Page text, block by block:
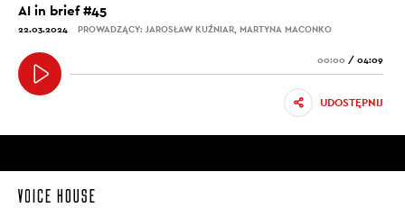
AI in brief #45
22.03.2024 PROWADZĄCY: JAROSŁAW KUŹNIAR, MARTYNA MACONKO
00:00 / 04:09
UDOSTĘPNIJ